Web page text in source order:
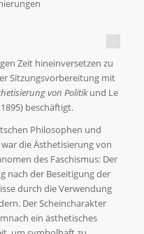
Zeit hineinversetzen zu
Sitzungsvorbereitung mit
von Politikund Le
beschäftigt.
Philosophen und
die Ästhetisierung von
des Faschismus: Der
nach der Beseitigung der
durch die Verwendung
Der Scheincharakter
ein ästhetisches